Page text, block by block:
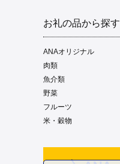
お礼の品から探す
ANAオリジナル
肉類
魚介類
野菜
フルーツ
米・穀物